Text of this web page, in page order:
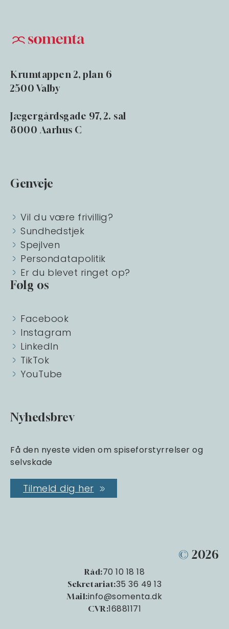
Krumtappen 2, plan 6
2500 Valby
Jægergårdsgade 97, 2. sal
8000 Aarhus C
Genveje
Vil du være frivillig?
Sundhedstjek
Spejlven
Persondatapolitik
Er du blevet ringet op?
Følg os
Facebook
Instagram
LinkedIn
TikTok
YouTube
Nyhedsbrev
Få den nyeste viden om spiseforstyrrelser og
selvskade
Tilmeld dig her
© 2026
Råd:70 10 18 18
Sekretariat:35 36 49 13
Mail:info@somenta.dk
CVR:16881171